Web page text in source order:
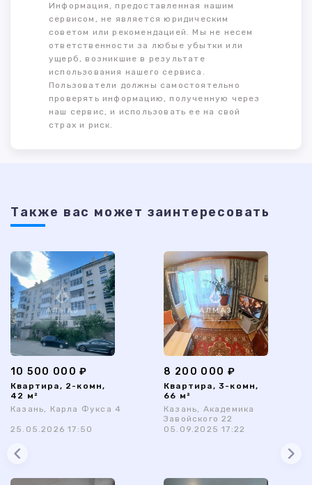
Информация, предоставленная нашим
сервисом, не является юридическим
советом или рекомендацией. Мы не несем
ответственности за любые убытки или
ущерб, возникшие в результате
использования нашего сервиса.
Пользователи должны самостоятельно
проверять информацию, полученную через
наш сервис, и использовать ее на свой
страх и риск.
Также ваc может заинтересовать
10 500 000 ₽
Квартира, 2-комн,
42 м²
Казань, Карла Фукса 4
25.05.2026 17:50
8 200 000 ₽
Квартира, 3-комн,
66 м²
Казань, Академика
Завойского 22
05.09.2025 17:22